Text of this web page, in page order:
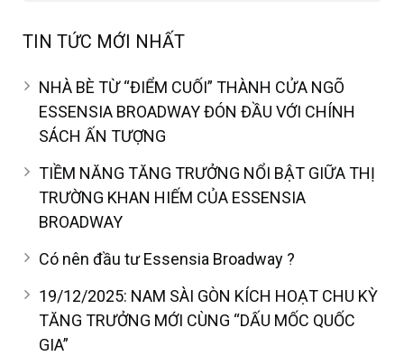
TIN TỨC MỚI NHẤT
NHÀ BÈ TỪ “ĐIỂM CUỐI” THÀNH CỬA NGÕ
ESSENSIA BROADWAY ĐÓN ĐẦU VỚI CHÍNH
SÁCH ẤN TƯỢNG
TIỀM NĂNG TĂNG TRƯỞNG NỔI BẬT GIỮA THỊ
TRƯỜNG KHAN HIẾM CỦA ESSENSIA
BROADWAY
Có nên đầu tư Essensia Broadway ?
19/12/2025: NAM SÀI GÒN KÍCH HOẠT CHU KỲ
TĂNG TRƯỞNG MỚI CÙNG “DẤU MỐC QUỐC
GIA”